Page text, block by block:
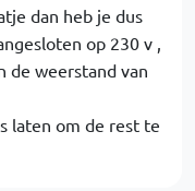
dan heb je dus
op 230 v ,
de weerstand van
laten om de rest te